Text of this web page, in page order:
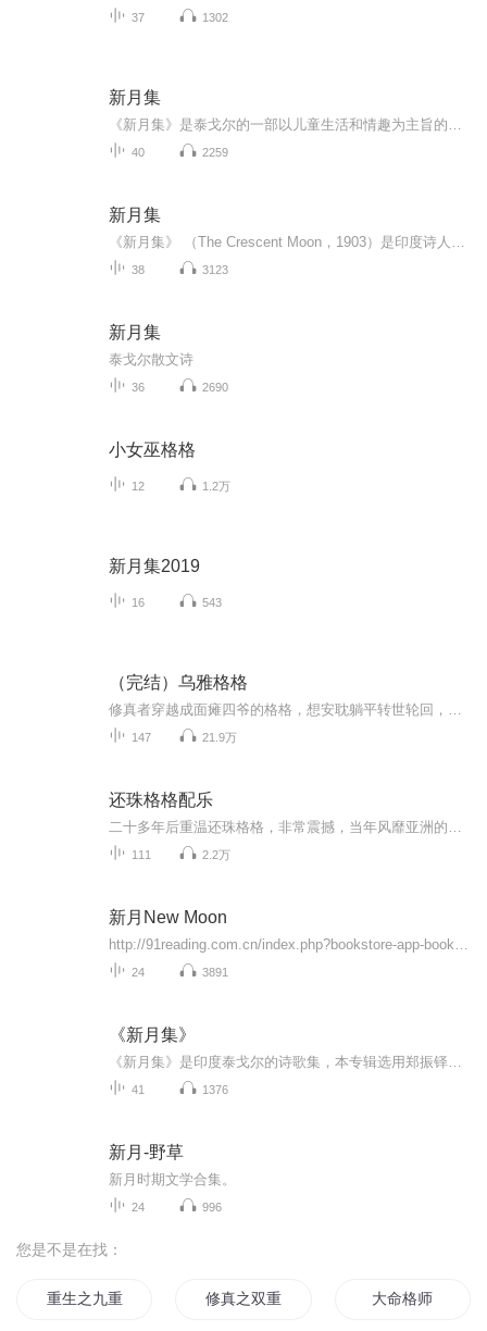
37 1302
新月集
40 2259
新月集
38 3123
新月集
泰戈尔散文诗
36 2690
小女巫格格
12 1.2万
新月集2019
16 543
（完结）乌雅格格
147 21.9万
还珠格格配乐
111 2.2万
新月New Moon
24 3891
《新月集》
41 1376
新月-野草
新月时期文学合集。
24 996
您是不是在找：
重生之九重神格 修真之双重人格 大命格师